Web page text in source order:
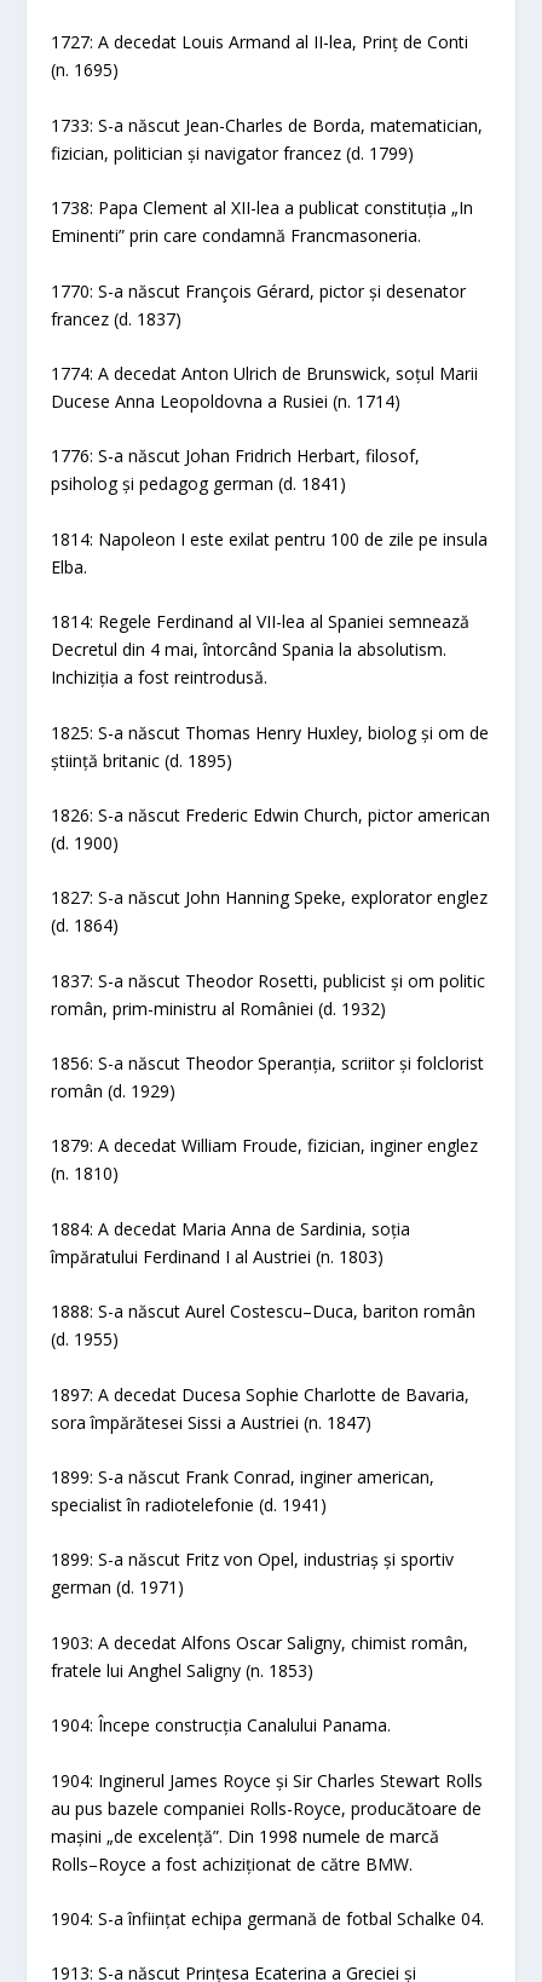
1727: A decedat Louis Armand al II-lea, Prinț de Conti
(n. 1695)
1733: S-a născut Jean-Charles de Borda, matematician,
fizician, politician și navigator francez (d. 1799)
1738: Papa Clement al XII-lea a publicat constituția „In
Eminenti” prin care condamnă Francmasoneria.
1770: S-a născut François Gérard, pictor și desenator
francez (d. 1837)
1774: A decedat Anton Ulrich de Brunswick, soțul Marii
Ducese Anna Leopoldovna a Rusiei (n. 1714)
1776: S-a născut Johan Fridrich Herbart, filosof,
psiholog și pedagog german (d. 1841)
1814: Napoleon I este exilat pentru 100 de zile pe insula
Elba.
1814: Regele Ferdinand al VII-lea al Spaniei semnează
Decretul din 4 mai, întorcând Spania la absolutism.
Inchiziția a fost reintrodusă.
1825: S-a născut Thomas Henry Huxley, biolog și om de
știință britanic (d. 1895)
1826: S-a născut Frederic Edwin Church, pictor american
(d. 1900)
1827: S-a născut John Hanning Speke, explorator englez
(d. 1864)
1837: S-a născut Theodor Rosetti, publicist și om politic
român, prim-ministru al României (d. 1932)
1856: S-a născut Theodor Speranția, scriitor și folclorist
român (d. 1929)
1879: A decedat William Froude, fizician, inginer englez
(n. 1810)
1884: A decedat Maria Anna de Sardinia, soția
împăratului Ferdinand I al Austriei (n. 1803)
1888: S-a născut Aurel Costescu–Duca, bariton român
(d. 1955)
1897: A decedat Ducesa Sophie Charlotte de Bavaria,
sora împărătesei Sissi a Austriei (n. 1847)
1899: S-a născut Frank Conrad, inginer american,
specialist în radiotelefonie (d. 1941)
1899: S-a născut Fritz von Opel, industriaș și sportiv
german (d. 1971)
1903: A decedat Alfons Oscar Saligny, chimist român,
fratele lui Anghel Saligny (n. 1853)
1904: Începe construcția Canalului Panama.
1904: Inginerul James Royce și Sir Charles Stewart Rolls
au pus bazele companiei Rolls-Royce, producătoare de
mașini „de excelență”. Din 1998 numele de marcă
Rolls–Royce a fost achiziționat de către BMW.
1904: S-a înființat echipa germană de fotbal Schalke 04.
1913: S-a născut Prințesa Ecaterina a Greciei și